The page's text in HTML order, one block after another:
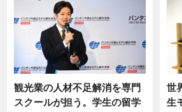
観光業の人材不足解消を専門
スクールが担う。学生の留学
世
生